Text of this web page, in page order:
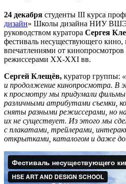
24 декабря студенты III курса
дизайн» Школы дизайна НИУ ВШЭ
руководством куратора Сергея
фестиваль несуществующего
впечатлениями от
режиссерами XX-XXI вв.
Сергей Клещёв, куратор группы:
и продолжение кинопросмотра. В
к просмотру мы придумали
различными атрибутами съемки,
сняты разными режиссерами, но
их не существует. Из этого мы
с плакатами, трейлерами,
открытками, каталогом и даже